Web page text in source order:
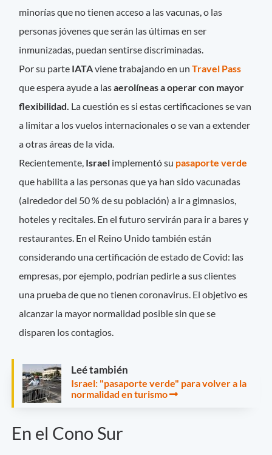
minorías que no tienen acceso a las vacunas, o las
personas jóvenes que serán las últimas en ser
inmunizadas, puedan sentirse discriminadas.
Por su parte IATAviene trabajando en un Travel Pass
que espera ayude a lasaerolíneas a operar con mayor
flexibilidad. La cuestión es si estas certificaciones se van
a limitar a los vuelos internacionales o se van a extender
a otras áreas de la vida.
Recientemente, Israel implementó su pasaporte verde
que habilita a las personas que ya han sido vacunadas
(alrededor del 50 % de su población) a ir a gimnasios,
hoteles y recitales. En el futuro servirán para ir a bares y
restaurantes. En el Reino Unido también están
considerando una certificación de estado de Covid: las
empresas, por ejemplo, podrían pedirle a sus clientes
una prueba de que no tienen coronavirus. El objetivo es
alcanzar la mayor normalidad posible sin que se
disparen los contagios.
Leé también
Israel: "pasaporte verde" para volver a la
normalidad en turismo
En el Cono Sur